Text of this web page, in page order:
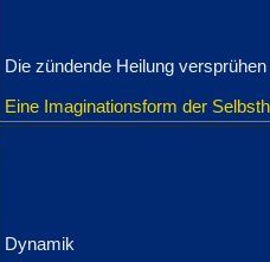
Die zündende Heilung versprühen
Eine Imaginationsform der
Dynamik